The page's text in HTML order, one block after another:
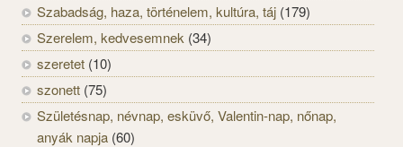
Szabadság, haza, történelem, kultúra, táj (179)
Szerelem, kedvesemnek (34)
szeretet (10)
szonett (75)
Születésnap, névnap, esküvő, Valentin-nap, nőnap,
anyák napja (60)